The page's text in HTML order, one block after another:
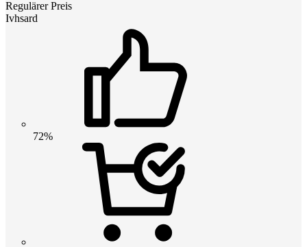
Regulärer Preis
Ivhsard
72%